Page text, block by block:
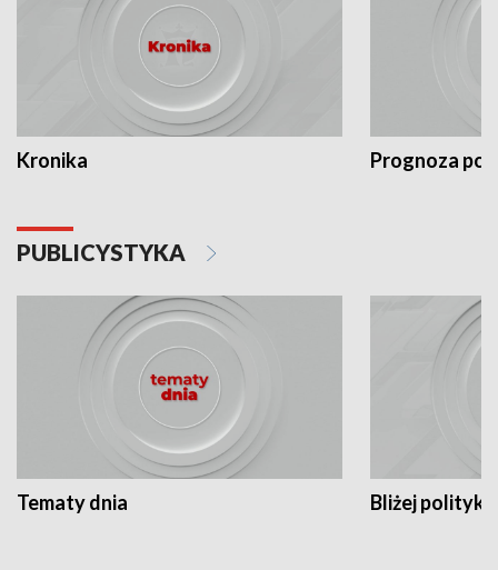
Kronika Prognoza
PUBLICYSTYKA
Tematy dnia Bliżej polityki